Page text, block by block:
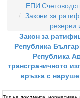
ЕПИ
Закони за
резерви
Закон за
Република
Република
трансграничното
връзка с
Тип на документа: нормативен